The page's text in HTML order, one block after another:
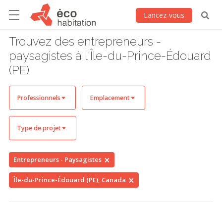
Lancez-vous
Trouvez des entrepreneurs -
paysagistes à l'Île-du-Prince-Édouard
(PE)
Professionnels Emplacement
Type de projet
Entrepreneurs - Paysagistes
Île-du-Prince-Édouard (PE), Canada